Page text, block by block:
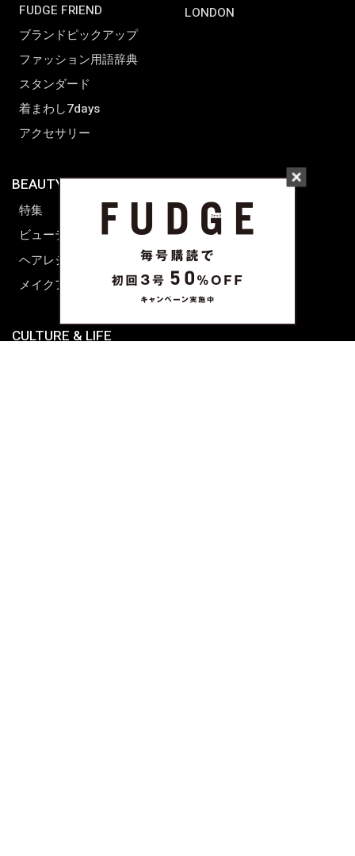
FUDGE FRIEND
ブランドピックアップ
ファッション用語辞典
スタンダード
着まわし7days
アクセサリー
LONDON
BEAUTY & HAIR
特集
ビューティーニュース
ヘアレシピ ストーリーズ
メイクアップティップス
CULTURE & LIFE
FUDGENA
ファッション
ビューティー
レシピ
ライフスタイル